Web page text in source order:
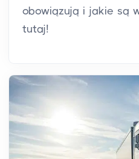
obowiązują i jakie są
tutaj!